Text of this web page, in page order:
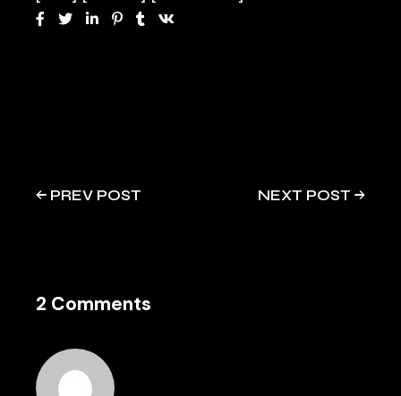
PREV POST NEXT POST
2 Comments